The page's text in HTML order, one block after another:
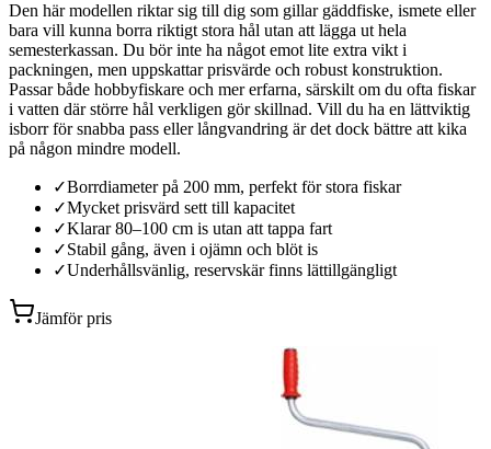
Den här modellen riktar sig till dig som gillar gäddfiske, ismete eller
bara vill kunna borra riktigt stora hål utan att lägga ut hela
semesterkassan. Du bör inte ha något emot lite extra vikt i
packningen, men uppskattar prisvärde och robust konstruktion.
Passar både hobbyfiskare och mer erfarna, särskilt om du ofta fiskar
i vatten där större hål verkligen gör skillnad. Vill du ha en lättviktig
isborr för snabba pass eller långvandring är det dock bättre att kika
på någon mindre modell.
✓Borrdiameter på 200 mm, perfekt för stora fiskar
✓Mycket prisvärd sett till kapacitet
✓Klarar 80–100 cm is utan att tappa fart
✓Stabil gång, även i ojämn och blöt is
✓Underhållsvänlig, reservskär finns lättillgängligt
Jämför pris